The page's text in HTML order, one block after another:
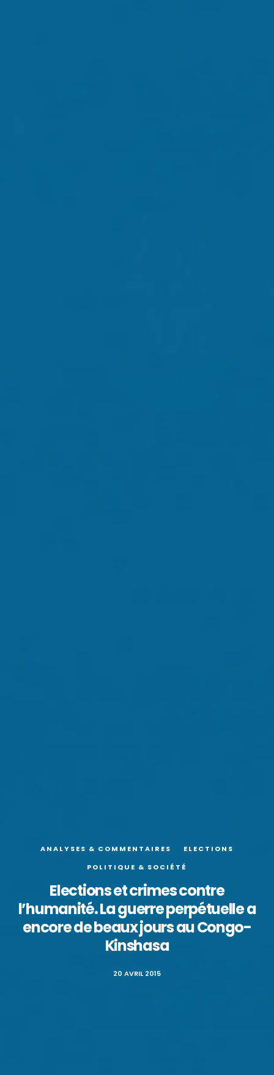
ANALYSES & COMMENTAIRES
ELECTIONS
POLITIQUE & SOCIÉTÉ
Elections et crimes contre
l’humanité. La guerre perpétuelle a
encore de beaux jours au Congo-
Kinshasa
20 AVRIL 2015